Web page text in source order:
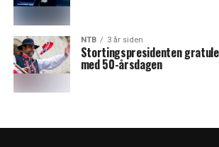
NTB 3 år siden
Stortingspresidenten
med 50-årsdagen